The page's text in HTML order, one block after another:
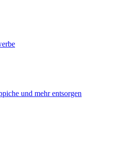
und mehr entsorgen